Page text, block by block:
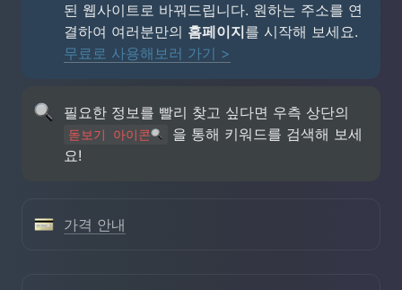
된 웹사이트로 바꿔드립니다. 원하는 주소를 연
결하여 여러분만의 홈페이지
무료로 사용해보러 가기 >
돋보기 아이콘
을 통해 키워드를 검색해 보세
요!
가격 안내